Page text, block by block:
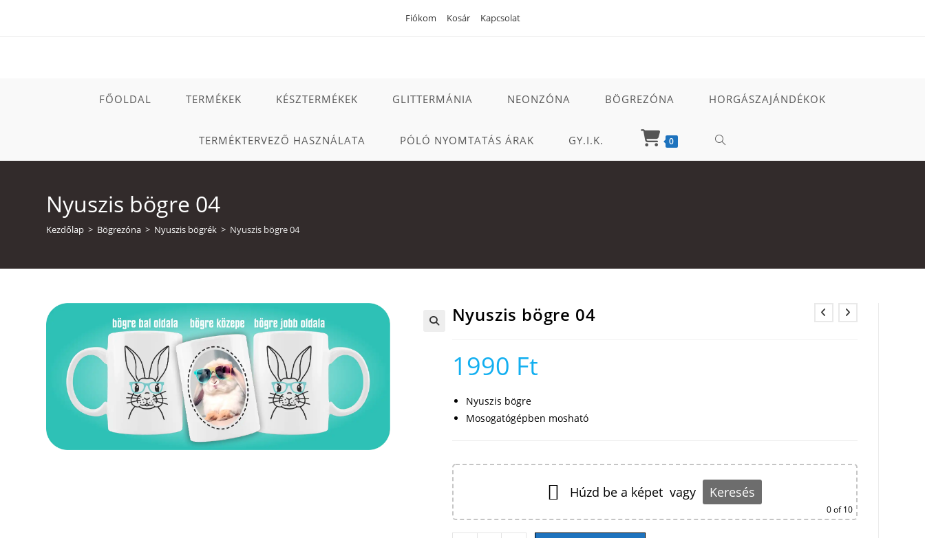
Fiókom Kosár Kapcsolat
FŐOLDAL TERMÉKEK KÉSZTERMÉKEK GLITTERMÁNIA NEONZÓNA BÖGREZÓNA HORGÁSZAJÁNDÉKOK
TERMÉKTERVEZŐ HASZNÁLATA PÓLÓ NYOMTATÁS ÁRAK GY.I.K. 0 TOGGLE
Nyuszis bögre 04
Kezdőlap > Bögrezóna > Nyuszis bögrék > Nyuszis bögre 04
Nyuszis bögre 04
1990 Ft
Nyuszis bögre
Mosogatógépben mosható
Húzd be a képet vagy Keresés
0of 10